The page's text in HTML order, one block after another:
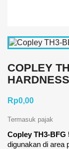
COPLEY
Rp0,00
Termasuk pajak
Copley TH3-BFG
digunakan di area